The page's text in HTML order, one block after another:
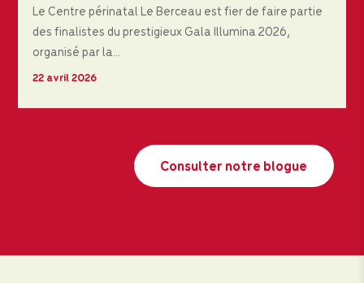
Le Centre périnatal Le Berceau est fier de faire partie
des finalistes du prestigieux Gala Illumina 2026,
organisé par la...
22 avril 2026
Consulter notre blogue